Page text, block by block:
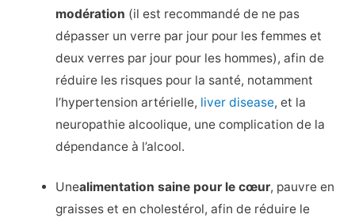
modération (il est recommandé de ne pas
dépasser un verre par jour pour les femmes et
deux verres par jour pour les hommes), afin de
réduire les risques pour la santé, notamment
l’hypertension artérielle, liver disease, et la
neuropathie alcoolique, une complication de la
dépendance à l’alcool.
Unealimentation saine pour le cœur, pauvre en
graisses et en cholestérol, afin de réduire le